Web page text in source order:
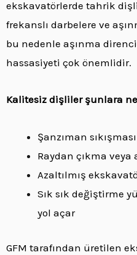
ekskavatörlerde tahrik
frekanslı darbelere ve
bu nedenle aşınma
hassasiyeti çok önemlidir.
Kalitesiz dişliler şunlara
Şanzıman
Raydan çıkma veya
Azaltılmış
Sık sık değiştirme
yol açar
GFM tarafından üretilen